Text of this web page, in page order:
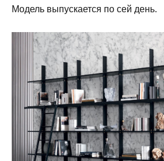
Модель выпускается по сей день.